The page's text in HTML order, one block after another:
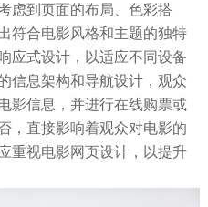
虑到页面的布局、色彩搭
符合电影风格和主题的独特
应式设计，以适应不同设备
信息架构和导航设计，观众
影信息，并进行在线购票或
，直接影响着观众对电影的
重视电影网页设计，以提升